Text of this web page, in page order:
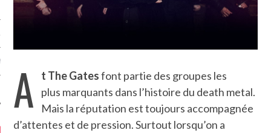
A t The Gatesfont partie des groupes les
plus marquants dans l’histoire du death metal.
Mais la réputation est toujours accompagnée
d’attentes et de pression. Surtout lorsqu’on a